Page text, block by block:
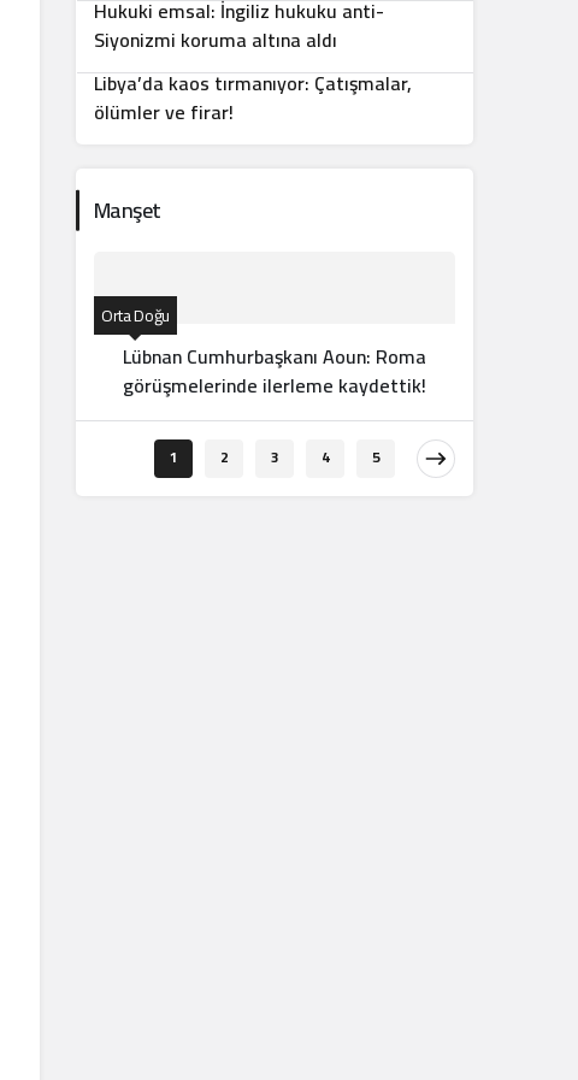
Hukuki emsal: İngiliz hukuku anti-
Siyonizmi koruma altına aldı
10
Libya’da kaos tırmanıyor: Çatışmalar,
ölümler ve firar!
Manşet
Orta Doğu
Lübnan Cumhurbaşkanı Aoun: Roma
görüşmelerinde ilerleme kaydettik!
1 2 3 4 5